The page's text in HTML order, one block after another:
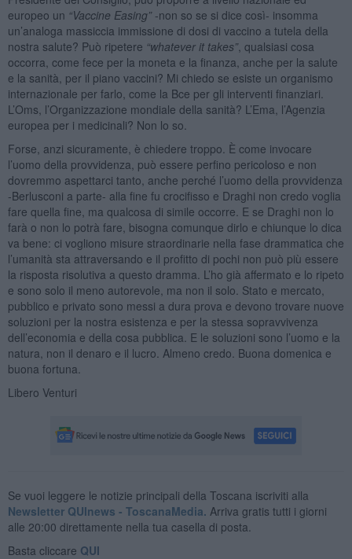
europeo un “Vaccine Easing”-non so se si dice così- insomma
un’analoga massiccia immissione di dosi di vaccino a tutela della
nostra salute? Può ripetere “whatever it takes”, qualsiasi cosa
occorra, come fece per la moneta e la finanza, anche per la salute
e la sanità, per il piano vaccini? Mi chiedo se esiste un organismo
internazionale per farlo, come la Bce per gli interventi finanziari.
L’Oms, l’Organizzazione mondiale della sanità? L’Ema, l’Agenzia
europea per i medicinali? Non lo so.
Forse, anzi sicuramente, è chiedere troppo. È come invocare
l’uomo della provvidenza, può essere perfino pericoloso e non
dovremmo aspettarci tanto, anche perché l’uomo della provvidenza
-Berlusconi a parte- alla fine fu crocifisso e Draghi non credo voglia
fare quella fine, ma qualcosa di simile occorre. E se Draghi non lo
farà o non lo potrà fare, bisogna comunque dirlo e chiunque lo dica
va bene: ci vogliono misure straordinarie nella fase drammatica che
l’umanità sta attraversando e il profitto di pochi non può più essere
la risposta risolutiva a questo dramma. L’ho già affermato e lo ripeto
e sono solo il meno autorevole, ma non il solo. Stato e mercato,
pubblico e privato sono messi a dura prova e devono trovare nuove
soluzioni per la nostra esistenza e per la stessa sopravvivenza
dell’economia e della cosa pubblica. E le soluzioni sono l’uomo e la
natura, non il denaro e il lucro. Almeno credo. Buona domenica e
buona fortuna.
Libero Venturi
Se vuoi leggere le notizie principali della Toscana iscriviti alla
Newsletter QUInews - ToscanaMedia. Arriva gratis tutti i giorni
alle 20:00 direttamente nella tua casella di posta.
Basta cliccare QUI